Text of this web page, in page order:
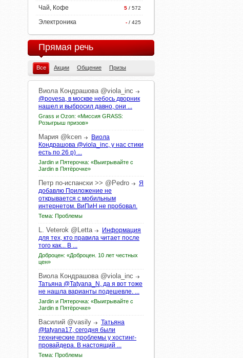
5 / 572
Чай, Кофе
- / 425
Электроника
Прямая речь
Все Акции Общение Призы
Виола Кондрашова @viola_inc
@povesa, в москве небось дворник
нашел и выбросил давно, они ...
Grass и Ozon: «Миссия GRASS:
Розыгрыш призов»
Мария @kcen
Виола
Кондрашова @viola_inc, у нас стики
есть по 26 р) ...
Jardin и Пятерочка: «Выигрывайте с
Jardin в Пятёрочке»
Петр по-испански >> @Pedro
Я
добавлю Приложение не
открывается с мобильным
интернетом. ВиПиН не пробовал.
Тема: Проблемы
L. Veterok @Letta
Информация
для тех, кто правила читает после
того как... В ...
Доброцен: «Доброцен. 10 лет честных
цен»
Виола Кондрашова @viola_inc
Татьяна @Tatyana_N, да я вот тоже
не нашла варианты подешевле. ...
Jardin и Пятерочка: «Выигрывайте с
Jardin в Пятёрочке»
Василий @vasily
Татьяна
@tatyana17, сегодня были
технические проблемы у хостинг-
провайдера. В настоящий ...
Тема: Проблемы